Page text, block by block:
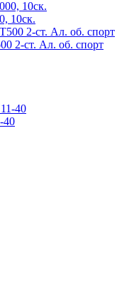
10ск.
2-ст. Ал. об. спорт
40